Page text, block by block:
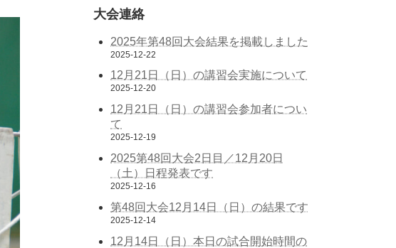
大会連絡
2025年第48回大会結果を掲載しました
2025-12-22
12月21日（日）の講習会実施について
2025-12-20
12月21日（日）の講習会参加者につい
て
2025-12-19
2025第48回大会2日目／12月20日
（土）日程発表です
2025-12-16
第48回大会12月14日（日）の結果です
2025-12-14
12月14日（日）本日の試合開始時間の